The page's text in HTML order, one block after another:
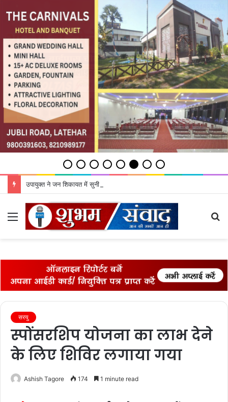
उपायुक्‍त ने जन शिकायत में सुनी शिकायतें, समाधान का दिया भरोसा
Menu
सरयु
स्पोंसरशिप योजना का लाभ देने
के लिए शिविर लगाया गया
Ashish Tagore 174 1 minute read